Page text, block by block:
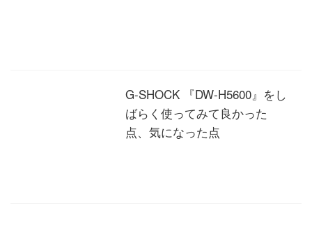
G-SHOCK 『DW-H5600』をし
ばらく使ってみて良かった
点、気になった点